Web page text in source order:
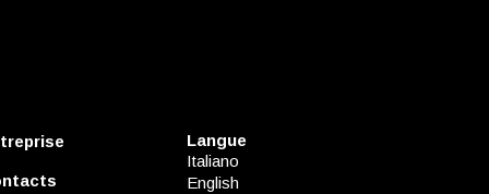
Langue
Italiano
English